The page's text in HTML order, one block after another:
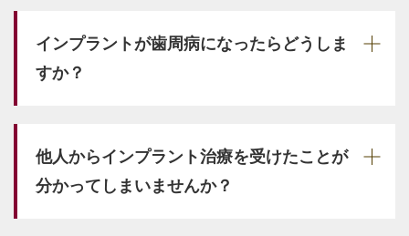
インプラントが歯周病になったらどうしま
すか？
他人からインプラント治療を受けたことが
分かってしまいませんか？